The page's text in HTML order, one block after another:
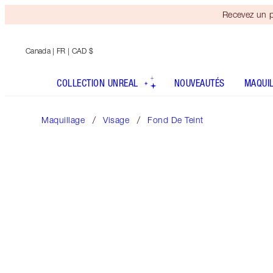
Recevez un
Canada | FR | CAD $
COLLECTION UNREAL NOUVEAUTÉS
Maquillage Visage Fond De Teint